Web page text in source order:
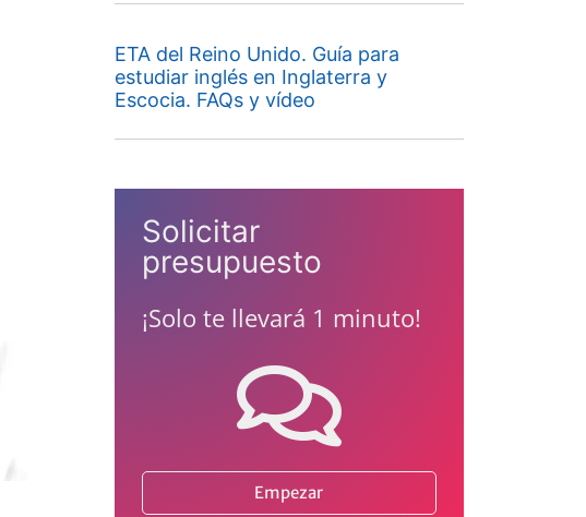
ETA del Reino Unido. Guía para
estudiar inglés en Inglaterra y
Escocia. FAQs y vídeo
Solicitar
presupuesto
¡Solo te llevará 1 minuto!
Empezar